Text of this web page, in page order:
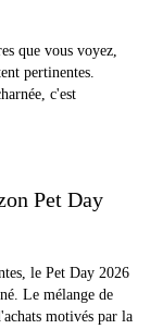
que vous voyez,
pertinentes.
c'est
Pet Day
le Pet Day 2026
Le mélange de
motivés par la